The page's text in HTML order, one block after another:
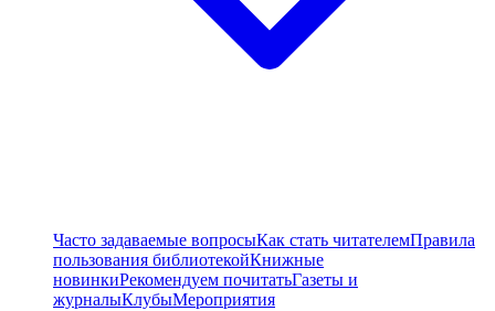
Часто задаваемые вопросыКак стать читателемПравила
пользования библиотекойКнижные
новинкиРекомендуем почитатьГазеты и
журналыКлубыМероприятия